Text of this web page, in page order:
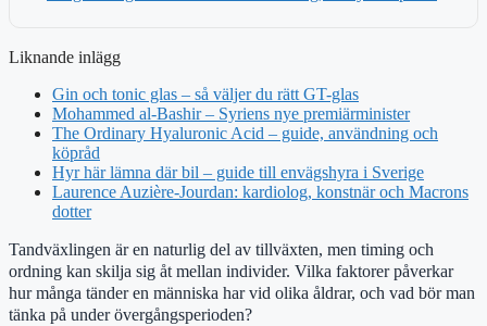
Liknande inlägg
Gin och tonic glas – så väljer du rätt GT-glas
Mohammed al-Bashir – Syriens nye premiärminister
The Ordinary Hyaluronic Acid – guide, användning och
köpråd
Hyr här lämna där bil – guide till envägshyra i Sverige
Laurence Auzière-Jourdan: kardiolog, konstnär och Macrons
dotter
Tandväxlingen är en naturlig del av tillväxten, men timing och
ordning kan skilja sig åt mellan individer. Vilka faktorer påverkar
hur många tänder en människa har vid olika åldrar, och vad bör man
tänka på under övergångsperioden?